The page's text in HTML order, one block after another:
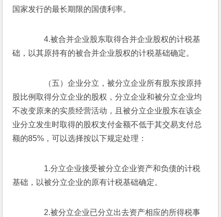
国家发行的最长期限的国债利率。
4.被合并企业股东取得合并企业股权的计税基
础，以其原持有的被合并企业股权的计税基础确定。
（五）企业分立，被分立企业所有股东按原持
股比例取得分立企业的股权，分立企业和被分立企业均
不改变原来的实质经营活动，且被分立企业股东在该企
业分立发生时取得的股权支付金额不低于其交易支付总
额的85%，可以选择按以下规定处理：
1.分立企业接受被分立企业资产和负债的计税
基础，以被分立企业的原有计税基础确定。
2.被分立企业已分立出去资产相应的所得税事